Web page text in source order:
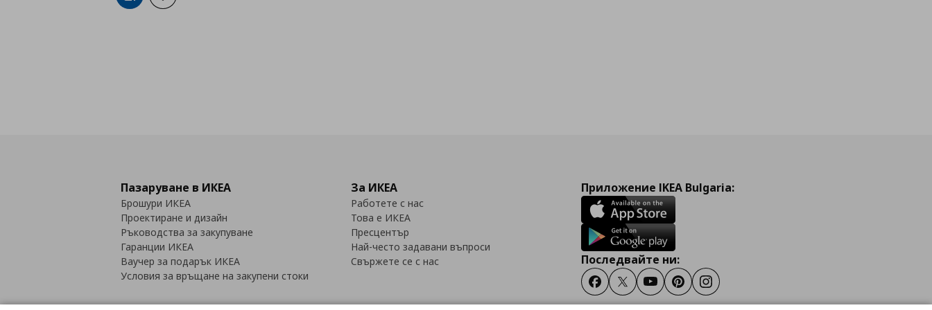
Пазаруване в ИКЕА
Брошури ИКЕА
Проектиране и дизайн
Ръководства за закупуване
Гаранции ИКЕА
Ваучер за подарък ИКЕА
Условия за връщане на закупени стоки
За ИКЕА
Работете с нас
Това е ИКЕА
Пресцентър
Най-често задавани въпроси
Свържете се с нас
Приложение IKEA Bulgaria:
Последвайте ни:
FacebookTwitterYoutubePinterestInstagram